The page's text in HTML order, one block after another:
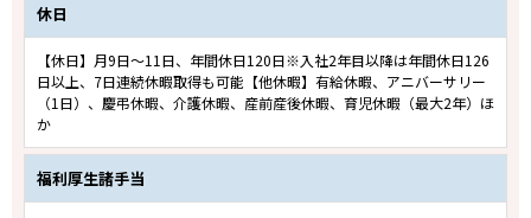
休日
【休日】月9日～11日、年間休日120日※入社2年目以降は年間休日126
日以上、7日連続休暇取得も可能【他休暇】有給休暇、アニバーサリー
（1日）、慶弔休暇、介護休暇、産前産後休暇、育児休暇（最大2年）ほ
か
福利厚生諸手当